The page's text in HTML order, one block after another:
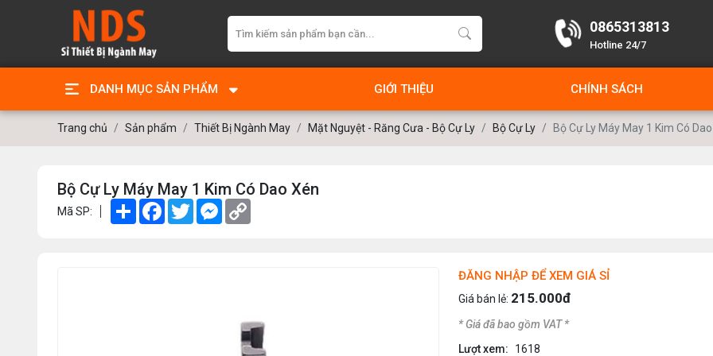
0865313813
Hotline 24/7
DANH MỤC SẢN PHẨM GIỚI THIỆU CHÍNH SÁCH
Trang chủ Sản phẩm Thiết Bị Ngành May Mặt Nguyệt - Răng Cưa - Bộ Cự Ly Bộ Cự Ly Bộ Cự Ly Máy May 1 Kim Có
Bộ Cự Ly Máy May 1 Kim Có Dao Xén
Mã SP: Share Facebook
TwitterMessenger
ĐĂNG NHẬP ĐỂ XEM GIÁ SỈ
Giá bán lẻ: 215.000đ
* Giá đã bao gồm VAT *
Lượt xem:
1618